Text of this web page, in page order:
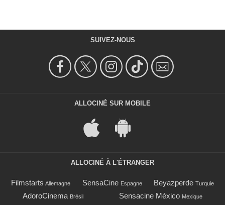
SUIVEZ-NOUS
ALLOCINÉ SUR MOBILE
ALLOCINÉ À L'ÉTRANGER
Filmstarts Allemagne SensaCine Espagne Beyazperde Turquie
AdoroCinema Brésil Sensacine México Mexique